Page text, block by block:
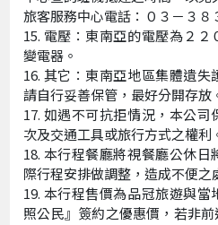
旅客服務中心電話：０３－３８
電壓：東南亞的電壓為２２
變電器。
其它：東南亞地區集體遺失
請自行妥善保管，最好分開存放
如遇不可抗拒情況，本公司
次及交通工具或旅行方式之權利
本行程餐廳將視餐廳公休日
際行程安排做調整，造成不便之
本行程售價為品冠旅遊與當
照公民』簽約之優惠價，若非